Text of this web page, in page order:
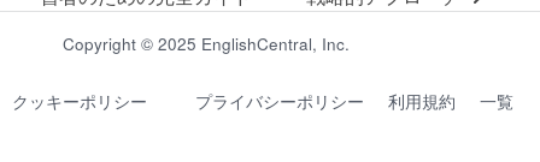
Copyright © 2025 EnglishCentral, Inc.
クッキーポリシー プライバシーポリシー 利用規約 一覧